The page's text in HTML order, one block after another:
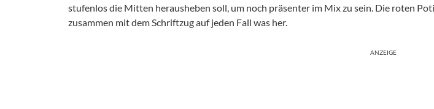
stufenlos die Mitten herausheben soll, um noch präsenter im Mix zu sein. Die roten
zusammen mit dem Schriftzug auf jeden Fall was her.
ANZEIGE